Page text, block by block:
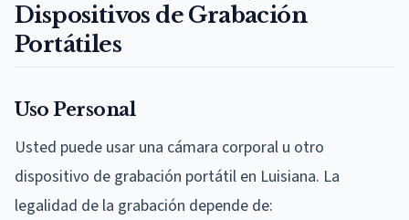
Dispositivos de Grabación
Portátiles
Uso Personal
Usted puede usar una cámara corporal u otro
dispositivo de grabación portátil en Luisiana. La
legalidad de la grabación depende de: